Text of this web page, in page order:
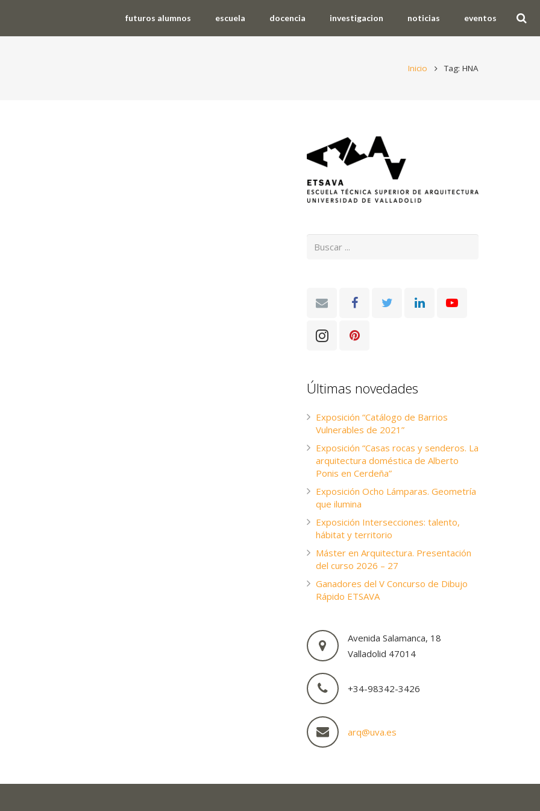
futuros alumnos escuela docencia investigacion noticias eventos
Inicio Tag: HNA
Últimas novedades
Exposición “Catálogo de Barrios
Vulnerables de 2021”
Exposición “Casas rocas y senderos. La
arquitectura doméstica de Alberto
Ponis en Cerdeña”
Exposición Ocho Lámparas. Geometría
que ilumina
Exposición Intersecciones: talento,
hábitat y territorio
Máster en Arquitectura. Presentación
del curso 2026 – 27
Ganadores del V Concurso de Dibujo
Rápido ETSAVA
Avenida Salamanca, 18
Valladolid 47014
+34-98342-3426
arq@uva.es